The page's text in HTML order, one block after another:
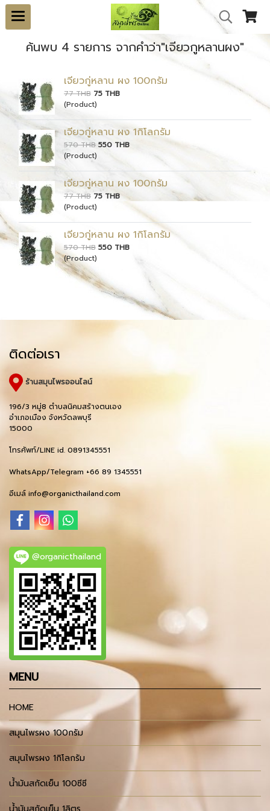
ค้นพบ 4 รายการ จากคำว่า"เจียวกูหลานผง"
เจียวกู่หลาน ผง 100กรัม
77 THB 75 THB
(Product)
เจียวกู่หลาน ผง 1กิโลกรัม
570 THB 550 THB
(Product)
เจียวกู่หลาน ผง 100กรัม
77 THB 75 THB
(Product)
เจียวกู่หลาน ผง 1กิโลกรัม
570 THB 550 THB
(Product)
ติดต่อเรา
ร้านสมุนไพรออนไลน์
196/3 หมู่8 ตำบลนิคมสร้างตนเอง
อำเภอเมือง จังหวัดลพบุรี
15000
โทรศัพท์/LINE id. 0891345551
WhatsApp/Telegram +66 89 1345551
อีเมล์ info@organicthailand.com
@organicthailand
MENU
HOME
สมุนไพรผง 100กรัม
สมุนไพรผง 1กิโลกรัม
น้ำมันสกัดเย็น 100ซีซี